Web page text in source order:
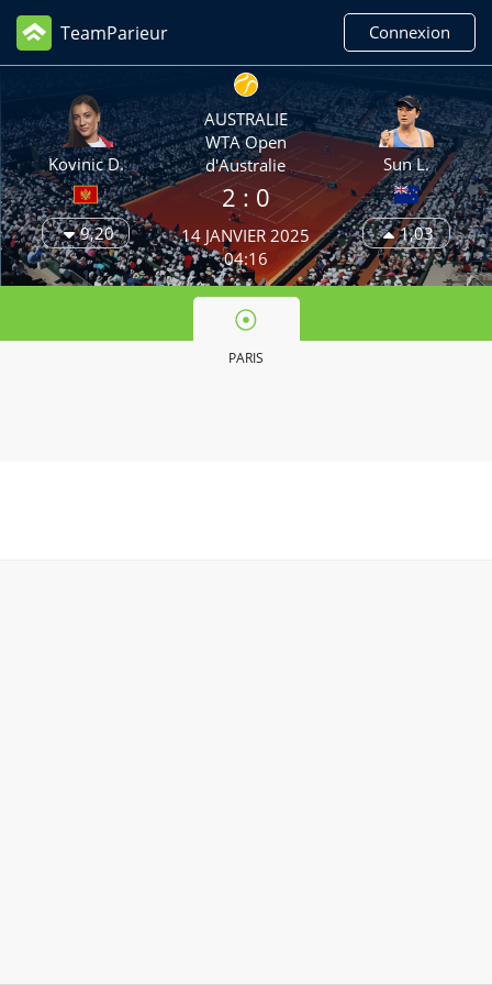
TeamParieur Connexion
Kovinic D.
9,20
AUSTRALIE
WTA Open
d'Australie
2 : 0
14 JANVIER 2025
04:16
Sun L.
1,03
PARIS